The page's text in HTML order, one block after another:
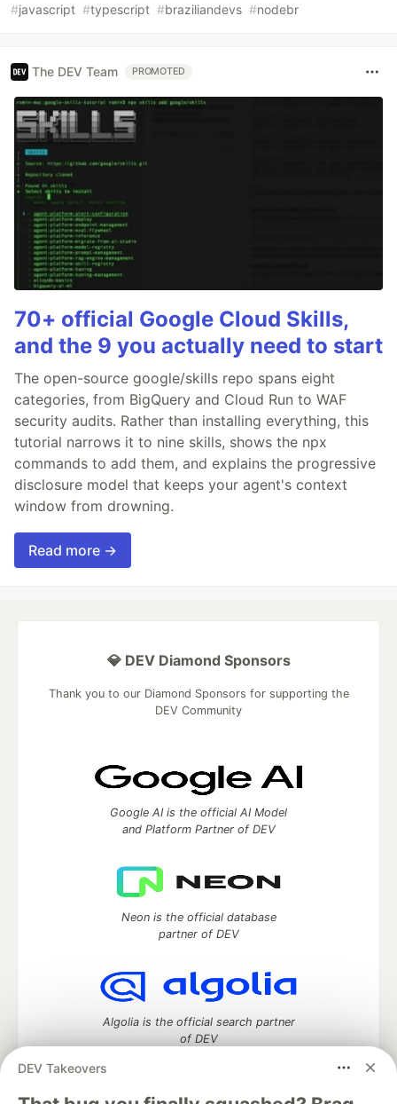
#javascript #typescript #braziliandevs #nodebr
The DEV Team PROMOTED
70+ official Google Cloud Skills,
and the 9 you actually need to start
The open-source google/skills repo spans eight
categories, from BigQuery and Cloud Run to WAF
security audits. Rather than installing everything, this
tutorial narrows it to nine skills, shows the npx
commands to add them, and explains the progressive
disclosure model that keeps your agent's context
window from drowning.
Read more →
DEV Takeovers
💎 DEV Diamond Sponsors
Thank you to our Diamond Sponsors for supporting the
DEV Community
Google AI is the official AI Model
and Platform Partner of DEV
Neon is the official database
partner of DEV
Algolia is the official search partner
of DEV